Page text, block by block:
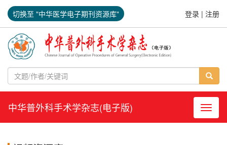
切换至 "中华医学电子期刊资源库" 登录 | 注册
导航
中华普外科手术学杂志(电子版)